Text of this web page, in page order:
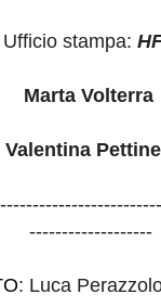
Ufficio stampa:
Marta Volterra
Valentina
-------------------
: Luca